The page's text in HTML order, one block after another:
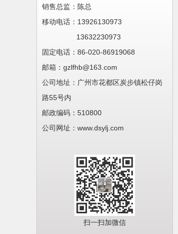
销售总监：陈总
移动电话： 13926130973
13632230973
固定电话：86-020-86919068
邮箱：gzlfhb@163.com
公司地址： 广州市花都区炭步镇松仔岗
路55号内
邮政编码：510800
公司网址：www.dsylj.com
扫一扫加微信